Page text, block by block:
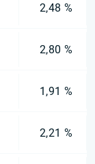
2,48 %
2,80 %
1,91 %
2,21 %